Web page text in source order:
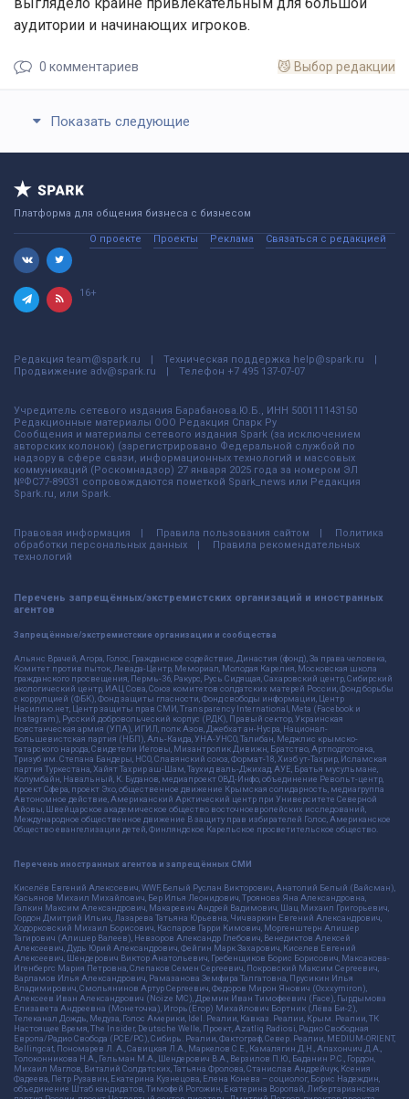
аудитории и начинающих игроков.
😼 Выбор редакции
0 комментариев
Показать следующие
Платформа для общения бизнеса с бизнесом
О проекте Проекты Реклама Связаться с редакцией
16+
Редакция team@spark.ru Техническая поддержка help@spark.ru
Продвижение adv@spark.ru Телефон +7 495 137-07-07
Учредитель сетевого издания Барабанова.Ю.Б., ИНН 500111143150
Редакционные материалы ООО Редакция Спарк Ру
Сообщения и материалы сетевого издания Spark (за исключением
авторских колонок) (зарегистрировано Федеральной службой по
надзору в сфере связи, информационных технологий и массовых
коммуникаций (Роскомнадзор) 27 января 2025 года за номером ЭЛ
№ФС77-89031 сопровождаются пометкой Spark_news или Редакция
Spark.ru, или Spark.
Правовая информация Правила пользования сайтом
Политика
обработки персональных данных
Правила рекомендательных
технологий
Перечень запрещённых/экстремистских организаций и иностранных
агентов
Запрещённые/экстремистские организации и сообщества
Альянс Врачей, Агора, Голос, Гражданское содействие, Династия (фонд), За права человека,
Комитет против пыток, Левада-Центр, Мемориал, Молодая Карелия, Московская школа
гражданского просвещения, Пермь-36, Ракурс, Русь Сидящая, Сахаровский центр, Сибирский
экологический центр, ИАЦ Сова, Союз комитетов солдатских матерей России, Фонд борьбы
с коррупцией (ФБК), Фонд защиты гласности, Фонд свободы информации, Центр
Насилию.нет, Центр защиты прав СМИ, Transparency International, Meta (Facebook и
Instagram), Русский добровольческий корпус (РДК), Правый сектор, Украинская
повстанческая армия (УПА), ИГИЛ, полк Азов, Джебхат ан-Нусра, Национал-
Большевистская партия (НБП), Аль-Каида, УНА-УНСО, Талибан, Меджлис крымско-
татарского народа, Свидетели Иеговы, Мизантропик Дивижн, Братство, Артподготовка,
Тризуб им. Степана Бандеры, НСО, Славянский союз, Формат-18, Хизб ут-Тахрир, Исламская
партия Туркестана, Хайят Тахрир аш-Шам, Таухид валь-Джихад, АУЕ, Братья мусульмане,
Колумбайн, Навальный, К. Буданов, медиапроект ОВД-Инфо, объединение Револьт-центр,
проект Сфера, проект Эхо, общественное движение Крымская солидарность, медиагруппа
Автономное действие, Американский Арктический центр при Университете Северной
Айовы, Швейцарское академическое общество восточноевропейских исследований,
Международное общественное движение В защиту прав избирателей Голос, Американское
Общество евангелизации детей, Финляндское Карельское просветительское общество.
Перечень иностранных агентов и запрещённых СМИ
Киселёв Евгений Алекссевич, WWF, Белый Руслан Викторович, Анатолий Белый (Вайсман),
Касьянов Михаил Михайлович, Бер Илья Леонидович, Троянова Яна Александровна,
Галкин Максим Александрович, Макаревич Андрей Вадимович, Шац Михаил Григорьевич,
Гордон Дмитрий Ильич, Лазарева Татьяна Юрьевна, Чичваркин Евгений Александрович,
Ходорковский Михаил Борисович, Каспаров Гарри Кимович, Моргенштерн Алишер
Тагирович (Алишер Валеев), Невзоров Александр Глебович, Венедиктов Алексей
Алексеевич, Дудь Юрий Александрович, Фейгин Марк Захарович, Киселев Евгений
Алексеевич, Шендерович Виктор Анатольевич, Гребенщиков Борис Борисович, Максакова-
Игенбергс Мария Петровна, Слепаков Семен Сергеевич, Покровский Максим Сергеевич,
Варламов Илья Александрович, Рамазанова Земфира Талгатовна, Прусикин Илья
Владимирович, Смольянинов Артур Сергеевич, Федоров Мирон Янович (Oxxxymiron),
Алексеев Иван Александрович (Noize MC), Дремин Иван Тимофеевич (Face), Гырдымова
Елизавета Андреевна (Монеточка), Игорь(Егор) Михайлович Бортник (Лёва Би-2),
Телеканал Дождь, Медуза, Голос Америки, Idel. Реалии, Кавказ. Реалии, Крым. Реалии, ТК
Настоящее Время, The Insider, Deutsche Welle, Проект, Azatliq Radiosi, Радио Свободная
Европа/Радио Свобода (PCE/PC), Сибирь. Реалии, Фактограф, Север. Реалии, MEDIUM-ORIENT,
Bellingcat, Пономарев Л. А., Савицкая Л.А., Маркелов С.Е., Камалягин Д.Н., Апахончич Д.А.,
Толоконникова Н.А., Гельман М.А., Шендерович В.А., Верзилов П.Ю., Баданин Р.С., Гордон,
Михаил Маглов, Виталий Солдатских, Татьяна Фролова, Станислав Андрейчук, Ксения
Фадеева, Пётр Рузавин, Екатерина Кузнецова, Елена Конева – социолог, Борис Надеждин,
объединение Штаб кандидатов, Тимофей Рогожин, Екатерина Воропай, Либертарианская